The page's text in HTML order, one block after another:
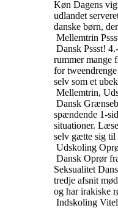
Køn Dagens
udlandet
danske børn,
Mellemtrin
Dansk Pssst!
rummer mange
for
selv som et
Mellemtrin,
Dansk
spændende 1-
situationer.
selv gætte sig til
Udskoling
Dansk Oprør
Seksualitet
tredje afsnit
og har irakiske
Indskoling